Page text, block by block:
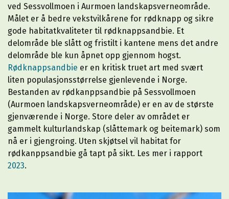
ved Sessvollmoen i Aurmoen landskapsverneområde.
Målet er å bedre vekstvilkårene for rødknapp og sikre
gode habitatkvaliteter til rødknappsandbie. Et
delområde ble slått og fristilt i kantene mens det andre
delområde ble kun åpnet opp gjennom hogst.
Rødknappsandbie er en kritisk truet art med svært
liten populasjonsstørrelse gjenlevende i Norge.
Bestanden av rødkanppsandbie på Sessvollmoen
(Aurmoen landskapsverneområde) er en av de største
gjenværende i Norge. Store deler av området er
gammelt kulturlandskap (slåttemark og beitemark) som
nå er i gjengroing. Uten skjøtsel vil habitat for
rødkanppsandbie gå tapt på sikt. Les mer i rapport
2023.